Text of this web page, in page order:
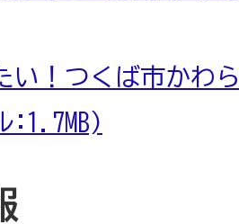
い！つくば市かわ
:1.7MB)